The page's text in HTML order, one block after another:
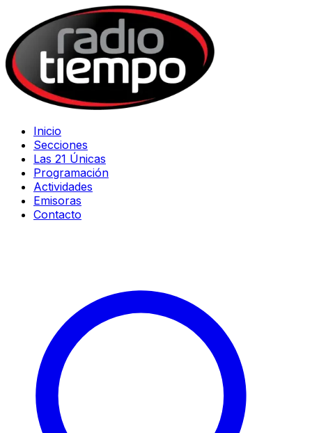
Inicio
Secciones
Las 21 Únicas
Programación
Actividades
Emisoras
Contacto